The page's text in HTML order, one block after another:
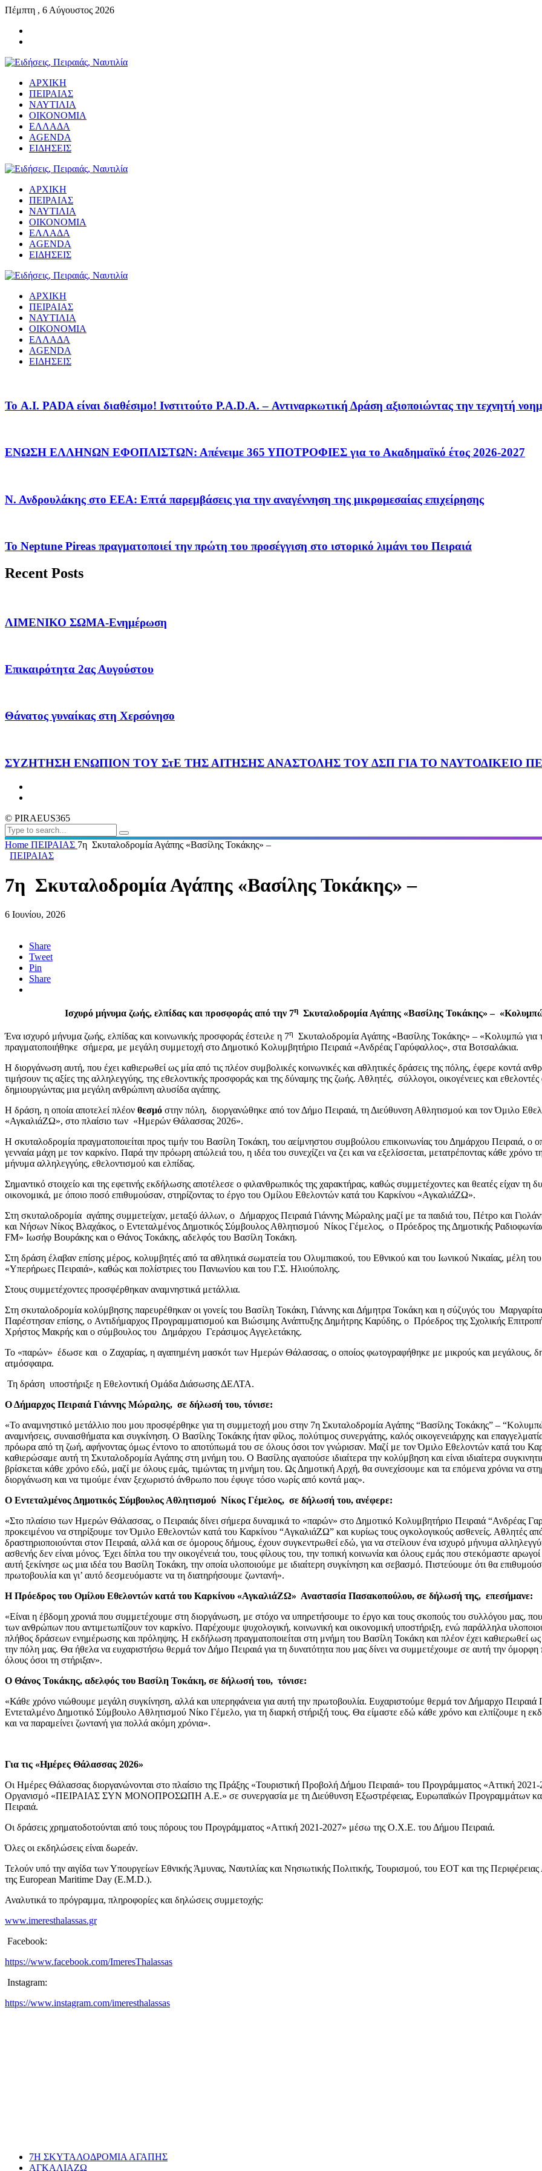
Πέμπτη , 6 Αύγουστος 2026
ΑΡΧΙΚΗ
ΠΕΙΡΑΙΑΣ
ΝΑΥΤΙΛΙΑ
ΟΙΚΟΝΟΜΙΑ
ΕΛΛΑΔΑ
AGENDA
ΕΙΔΗΣΕΙΣ
ΑΡΧΙΚΗ
ΠΕΙΡΑΙΑΣ
ΝΑΥΤΙΛΙΑ
ΟΙΚΟΝΟΜΙΑ
ΕΛΛΑΔΑ
AGENDA
ΕΙΔΗΣΕΙΣ
ΑΡΧΙΚΗ
ΠΕΙΡΑΙΑΣ
ΝΑΥΤΙΛΙΑ
ΟΙΚΟΝΟΜΙΑ
ΕΛΛΑΔΑ
AGENDA
ΕΙΔΗΣΕΙΣ
Το A.I. PADA είναι διαθέσιμο! Ινστιτούτο P.A.D.A. – Αντιναρκωτική Δράση αξιοποιώντας την τεχνητή
ΕΝΩΣΗ ΕΛΛΗΝΩΝ ΕΦΟΠΛΙΣΤΩΝ: Απένειμε 365 ΥΠΟΤΡΟΦΙΕΣ για το Ακαδημαϊκό έτος 2026-2027
Ν. Ανδρουλάκης στο ΕΕΑ: Επτά παρεμβάσεις για την αναγέννηση της μικρομεσαίας επιχείρησης
Το Neptune Pireas πραγματοποιεί την πρώτη του προσέγγιση στο ιστορικό λιμάνι του Πειραιά
Recent Posts
ΛΙΜΕΝΙΚΟ ΣΩΜΑ-Ενημέρωση
Επικαιρότητα 2ας Αυγούστου
Θάνατος γυναίκας στη Χερσόνησο
ΣΥΖΗΤΗΣΗ ΕΝΩΠΙΟΝ ΤΟΥ ΣτΕ ΤΗΣ ΑΙΤΗΣΗΣ ΑΝΑΣΤΟΛΗΣ ΤΟΥ ΔΣΠ ΓΙΑ ΤΟ ΝΑΥΤΟΔΙΚΕΙΟ
© PIRAEUS365
Home ΠΕΙΡΑΙΑΣ 7η Σκυταλοδρομία Αγάπης «Βασίλης Τοκάκης» –
ΠΕΙΡΑΙΑΣ
7η Σκυταλοδρομία Αγάπης «Βασίλης Τοκάκης» –
6 Ιουνίου, 2026
Share
Tweet
Pin
Share
Ισχυρό μήνυμα ζωής, ελπίδας και προσφοράς από την 7η Σκυταλοδρομία Αγάπης «Βασίλης Τοκάκης» –
Ένα ισχυρό μήνυμα ζωής, ελπίδας και κοινωνικής προσφοράς έστειλε η 7η Σκυταλοδρομία Αγάπης «Βασίλης Τοκάκης» – «Κολυμπώ για
πραγματοποιήθηκε σήμερα, με μεγάλη συμμετοχή στο Δημοτικό Κολυμβητήριο Πειραιά «Ανδρέας Γαρύφαλλος», στα Βοτσαλάκια.
Η διοργάνωση αυτή, που έχει καθιερωθεί ως μία από τις πλέον συμβολικές κοινωνικές και αθλητικές δράσεις της πόλης, έφερε κοντά
τιμήσουν τις αξίες της αλληλεγγύης, της εθελοντικής προσφοράς και της δύναμης της ζωής. Αθλητές, σύλλογοι, οικογένειες και
δημιουργώντας μια μεγάλη ανθρώπινη αλυσίδα αγάπης.
Η δράση, η οποία αποτελεί πλέον θεσμό στην πόλη, διοργανώθηκε από τον Δήμο Πειραιά, τη Διεύθυνση Αθλητισμού και τον Όμιλο
«ΑγκαλιάΖΩ», στο πλαίσιο των «Ημερών Θάλασσας 2026».
Η σκυταλοδρομία πραγματοποιείται προς τιμήν του Βασίλη Τοκάκη, του αείμνηστου συμβούλου επικοινωνίας του Δημάρχου Πειραιά, ο
γενναία μάχη με τον καρκίνο. Παρά την πρόωρη απώλειά του, η ιδέα του συνεχίζει να ζει και να εξελίσσεται, μετατρέποντας κάθε χρόνο
μήνυμα αλληλεγγύης, εθελοντισμού και ελπίδας.
Σημαντικό στοιχείο και της εφετινής εκδήλωσης αποτέλεσε ο φιλανθρωπικός της χαρακτήρας, καθώς συμμετέχοντες και θεατές είχαν τη
οικονομικά, με όποιο ποσό επιθυμούσαν, στηρίζοντας το έργο του Ομίλου Εθελοντών κατά του Καρκίνου «ΑγκαλιάΖΩ».
Στη σκυταλοδρομία αγάπης συμμετείχαν, μεταξύ άλλων, ο Δήμαρχος Πειραιά Γιάννης Μώραλης μαζί με τα παιδιά του, Πέτρο και
και Νήσων Νίκος Βλαχάκος, ο Εντεταλμένος Δημοτικός Σύμβουλος Αθλητισμού Νίκος Γέμελος, ο Πρόεδρος της Δημοτικής
FM» Ιωσήφ Βουράκης και ο Θάνος Τοκάκης, αδελφός του Βασίλη Τοκάκη.
Στη δράση έλαβαν επίσης μέρος, κολυμβητές από τα αθλητικά σωματεία του Ολυμπιακού, του Εθνικού και του Ιωνικού Νικαίας, μέλη
«Υπερήρωες Πειραιά», καθώς και πολίστριες του Πανιωνίου και του Γ.Σ. Ηλιούπολης.
Στους συμμετέχοντες προσφέρθηκαν αναμνηστικά μετάλλια.
Στη σκυταλοδρομία κολύμβησης παρευρέθηκαν οι γονείς του Βασίλη Τοκάκη, Γιάννης και Δήμητρα Τοκάκη και η σύζυγός του
Παρέστησαν επίσης, ο Αντιδήμαρχος Προγραμματισμού και Βιώσιµης Ανάπτυξης Δημήτρης Καρύδης, ο Πρόεδρος της Σχολικής
Χρήστος Μακρής και ο σύμβουλος του Δημάρχου Γεράσιμος Αγγελετάκης.
Το «παρών» έδωσε και ο Ζαχαρίας, η αγαπημένη μασκότ των Ημερών Θάλασσας, ο οποίος φωτογραφήθηκε με μικρούς και μεγάλους,
ατμόσφαιρα.
Τη δράση υποστήριξε η Εθελοντική Ομάδα Διάσωσης ΔΕΛΤΑ.
Ο Δήμαρχος Πειραιά Γιάννης Μώραλης, σε δήλωσή του, τόνισε:
«Το αναμνηστικό μετάλλιο που μου προσφέρθηκε για τη συμμετοχή μου στην 7η Σκυταλοδρομία Αγάπης “Βασίλης Τοκάκης” –
αναμνήσεις, συναισθήματα και συγκίνηση. Ο Βασίλης Τοκάκης ήταν φίλος, πολύτιμος συνεργάτης, καλός οικογενειάρχης και
πρόωρα από τη ζωή, αφήνοντας όμως έντονο το αποτύπωμά του σε όλους όσοι τον γνώρισαν. Μαζί με τον Όμιλο Εθελοντών κατά του
καθιερώσαμε αυτή τη Σκυταλοδρομία Αγάπης στη μνήμη του. Ο Βασίλης αγαπούσε ιδιαίτερα την κολύμβηση και είναι ιδιαίτερα
βρίσκεται κάθε χρόνο εδώ, μαζί με όλους εμάς, τιμώντας τη μνήμη του. Ως Δημοτική Αρχή, θα συνεχίσουμε και τα επόμενα χρόνια να
διοργάνωση και να τιμούμε έναν ξεχωριστό άνθρωπο που έφυγε τόσο νωρίς από κοντά μας».
Ο Εντεταλμένος Δημοτικός Σύμβουλος Αθλητισμού Νίκος Γέμελος, σε δήλωσή του, ανέφερε:
«Στο πλαίσιο των Ημερών Θάλασσας, ο Πειραιάς δίνει σήμερα δυναμικά το «παρών» στο Δημοτικό Κολυμβητήριο Πειραιά “Ανδρέας
προκειμένου να στηρίξουμε τον Όμιλο Εθελοντών κατά του Καρκίνου “ΑγκαλιάΖΩ” και κυρίως τους ογκολογικούς ασθενείς. Αθλητές
δραστηριοποιούνται στον Πειραιά, αλλά και σε όμορους δήμους, έχουν συγκεντρωθεί εδώ, για να στείλουν ένα ισχυρό μήνυμα
ασθενής δεν είναι μόνος. Έχει δίπλα του την οικογένειά του, τους φίλους του, την τοπική κοινωνία και όλους εμάς που στεκόμαστε
αυτή ξεκίνησε ως μια ιδέα του Βασίλη Τοκάκη, την οποία υλοποιούμε με ιδιαίτερη συγκίνηση και σεβασμό. Πιστεύουμε ότι θα
πρωτοβουλία και γι’ αυτό δεσμευόμαστε να τη διατηρήσουμε ζωντανή».
Η Πρόεδρος του Ομίλου Εθελοντών κατά του Καρκίνου «ΑγκαλιάΖΩ» Αναστασία Πασακοπούλου, σε δήλωσή της, επεσήμανε:
«Είναι η έβδομη χρονιά που συμμετέχουμε στη διοργάνωση, με στόχο να υπηρετήσουμε το έργο και τους σκοπούς του συλλόγου μας,
των ανθρώπων που αντιμετωπίζουν τον καρκίνο. Παρέχουμε ψυχολογική, κοινωνική και οικονομική υποστήριξη, ενώ παράλληλα
πλήθος δράσεων ενημέρωσης και πρόληψης. Η εκδήλωση πραγματοποιείται στη μνήμη του Βασίλη Τοκάκη και πλέον έχει καθιερωθεί ως
την πόλη μας. Θα ήθελα να ευχαριστήσω θερμά τον Δήμο Πειραιά για τη δυνατότητα που μας δίνει να συμμετέχουμε σε αυτή την
όλους όσοι τη στήριξαν».
Ο Θάνος Τοκάκης, αδελφός του Βασίλη Τοκάκη, σε δήλωσή του, τόνισε:
«Κάθε χρόνο νιώθουμε μεγάλη συγκίνηση, αλλά και υπερηφάνεια για αυτή την πρωτοβουλία. Ευχαριστούμε θερμά τον Δήμαρχο
Εντεταλμένο Δημοτικό Σύμβουλο Αθλητισμού Νίκο Γέμελο, για τη διαρκή στήριξή τους. Θα είμαστε εδώ κάθε χρόνο και ελπίζουμε η
και να παραμείνει ζωντανή για πολλά ακόμη χρόνια».
Για τις «Ημέρες Θάλασσας 2026»
Οι Ημέρες Θάλασσας διοργανώνονται στο πλαίσιο της Πράξης «Τουριστική Προβολή Δήμου Πειραιά» του Προγράμματος «Αττική
Οργανισμό «ΠΕΙΡΑΙΑΣ ΣΥΝ ΜΟΝΟΠΡΟΣΩΠΗ Α.Ε.» σε συνεργασία με τη Διεύθυνση Εξωστρέφειας, Ευρωπαϊκών Προγραμμάτων
Πειραιά.
Οι δράσεις χρηματοδοτούνται από τους πόρους του Προγράμματος «Αττική 2021-2027» μέσω της Ο.Χ.Ε. του Δήμου Πειραιά.
Όλες οι εκδηλώσεις είναι δωρεάν.
Τελούν υπό την αιγίδα των Υπουργείων Εθνικής Άμυνας, Ναυτιλίας και Νησιωτικής Πολιτικής, Τουρισμού, του ΕΟΤ και της Περιφέρειας
της European Maritime Day (E.M.D.).
Αναλυτικά το πρόγραμμα, πληροφορίες και δηλώσεις συμμετοχής:
www.imeresthalassas.gr
Facebook:
https://www.facebook.com/ImeresThalassas
Instagram:
https://www.instagram.com/imeresthalassas
7Η ΣΚΥΤΑΛΟΔΡΟΜΙΑ ΑΓΑΠΗΣ
ΑΓΚΑΛΙΑΖΩ